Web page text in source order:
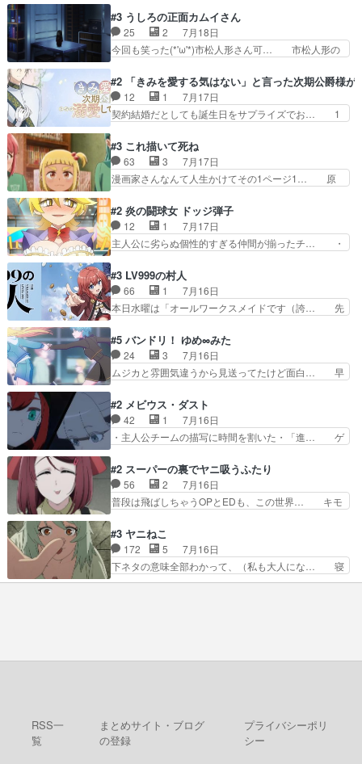
お互いの誤解が解けてよかっ… 円盤購入を検討し
始めるくらい最高だったな… 1人のjkとして普通
に生きたいのにそれを…
の講談から始まり途中も実写演出入った… 相変わ
らずコミカルなKAMAKURA良く… 動画検査させ
ていただきました！待ちに待っ… 1期目の導入も
だけれどもぉ2期目の導入も… 観てたらいつの間
党、Bパートでは庇番衆。… 故郷は遠きにありて
思ふものそれは時行の鎌… というただの日常回か
と思いきや、そこから…
#3 うしろの正面カムイさん
25 2
7月18日
今回も笑った(*'ω'*)市松人形さん可… 市松人形の
の仕事を思わせるケレン味作画… あいかわらず杉
田さんのアドリブっぽいなに… ギャグもいいし作
画も綺麗このシーンは原作… 呪いの人形は仲間に
なるの怪奇組とのネタ被… 呪いの人形、人形相手
のテンポの良さが光… 呪いの人形ドジっ子すぎる
しかも仲間になる… 呪いの人形がビビっとるぞ。
今回あんまりエ…
#2 「きみを愛する気はない」と言った次期公爵様が
12 1
7月17日
契約結婚だとしても誕生日をサプライズでお… 1
いろあったんだな。奥様の心が彼の心を… 政略結
婚による妬みから色んな嫌がらせを受… 【今夜の
アニメAは…】前向き没落令嬢×こ… マウントに
気付かない素直な主人公大丈夫か… もうユリウス
それでいいのか？と思わない… 貴族は階級社会で
大変だ。や、やはり同性に… 第２話をU-NEXTで
視聴しました。視聴…
#3 これ描いて死ね
63 3
7月17日
漫画家さんなんて人生かけてその1ページ1… 原
きで真っ直ぐな主人公と、拗らせに拗ら… にて、
落語部長役で出演させていただきまし… すげえお
もしろかった。アバンの諸星大二郎… ◤￣￣￣￣
￣￣￣￣￣￣￣￣￣￣名場面アイ… メンバーと部
んなジャンル描いてどんどん… 春の南東の空のお
とめ座付近明るい星は20… 明るい現役の青春と
暗い過去の情念とが良い…
#2 炎の闘球女 ドッジ弾子
12 1
7月17日
主人公に劣らぬ個性的すぎる仲間が揃ったチ… ・
登場!因縁のライバル!善の立ち位置で… しょーも
な…こんなもん真面目に見たらバカ… 宿命のライ
バルの襲撃に始まり、燃えるシチ… 早くもライバ
ルチーム。敵もなかなかに個性… があると思った
部も登場し、魅力的なキ… やはり強敵に勝つには
特訓だよ。平仮名で呼… ライバル登場から特訓ま
で異常なテンポと異…
#3 LV999の村人
66 1
7月16日
本日水曜は「オールワークスメイドです（誇… 先
22:59まで！✦キャストサイン入り… 人族と魔族
の融合を目指す浩二…目指すもの… アリスとメノ
ウの話から魔王軍の大規模な宣… 鏡から「アリ
ス、共存の道はやっぱ険しいぜ… 鏡とソフトクリ
浩二の揺るがない信念に思… 鏡さん、活躍する度
に好感度爆上がりですね… ケンタウロス族面白か
ったですね♪タカコち…
#5 バンドリ！ ゆめ∞みた
24 3
7月16日
ムジカと雰囲気違うから見送ってたけど面白… 早
れが偶然イベント会場に居合わせてしま… ビオラ
こいつほんま……残りの2人はビオラ… 見てて興
奮と息苦しさを同時に感じさせるビ… ビオラちゃ
んのお陰であられちゃんと律ちゃ… ・日本語特有
に今期一の悪役がいたとは。… 友達との会話でフ
ェアリィブゥケのイベント… ・ビオラはあられを
見つけて悪だくみを策略…
#2 メビウス・ダスト
42 1
7月16日
・主人公チームの描写に時間を割いた・「進… ゲ
主人公の強火古参ファン出てきたけど何… 勝利に
浮かれる面々の中、アラキは自分の能… ラムスは
隕石で負傷した体の部位を補修した… 次のゲーム
での対決のエピソード。そうなっ… ポリスホッパ
はない3話も大差なかったら… うーん…キャラが
どんどん出てくるが紹介が… お話が平坦なのよ
ね。なんかこう内輪だけで…
#2 スーパーの裏でヤニ吸うふたり
56 2
7月16日
普段は飛ばしちゃうOPとEDも、この世界… キモ
にヒロイン（山田/田山）のアンニュ… こんどは
そっちが機嫌わる。永遠に気づかん… 昨日は寝落
ちしてしまったので都合の良い女… 新卒で泣かせ
て怒られたり煙草の匂いにがっ… 2人(1人)と近づ
#3 ヤニねこ
172 5
7月16日
下ネタの意味全部わかって、（私も大人にな… 寝
ゲロってそんなヤバかったんか。じゃ、寝… 生活
RSS一
覧
まとめサイト・ブログ
の登録
プライバシーポリ
シー